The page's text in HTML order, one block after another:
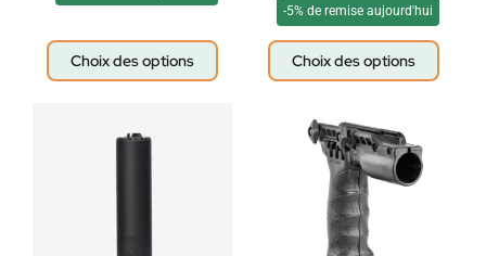
Choix des options
-5% de remise aujourd'hui
Choix des options